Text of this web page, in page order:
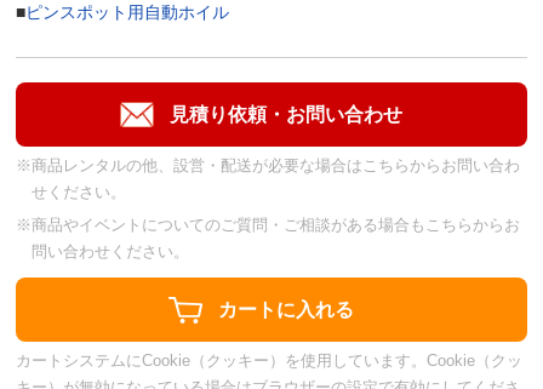
■ピンスポット用自動ホイル
※商品レンタルの他、設営・配送が必要な場合はこちらからお問い合わ
せください。
※商品やイベントについてのご質問・ご相談がある場合もこちらからお
問い合わせください。
カートシステムにCookie（クッキー）を使用しています。Cookie（クッ